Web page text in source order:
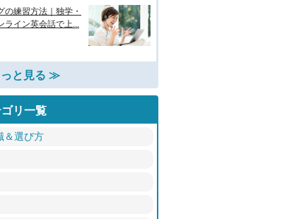
の練習方法｜独学・
ライン英会話で上...
と見る ≫
リ一覧
＆選び方